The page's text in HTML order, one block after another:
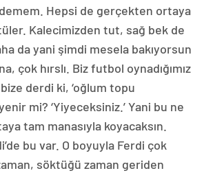
Hepsi de gerçekten ortaya
Kalecimizden tut, sağ bek de
da yani şimdi mesela bakıyorsun
çok hırslı. Biz futbol oynadığımız
derdi ki, ‘oğlum topu
mi? ‘Yiyeceksiniz.’ Yani bu ne
tam manasıyla koyacaksın.
bu var. O boyuyla Ferdi çok
zaman, söktüğü zaman geriden